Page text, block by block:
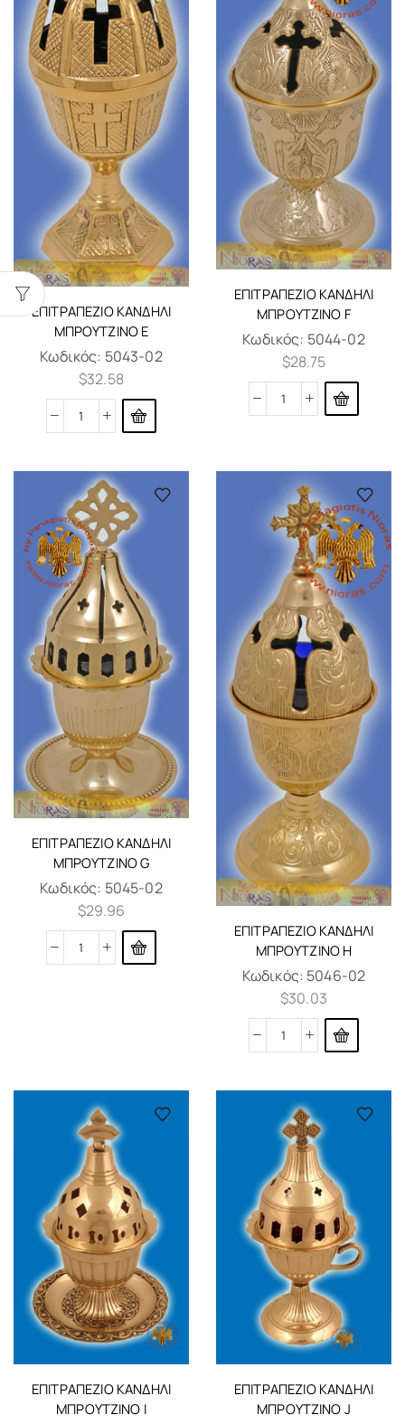
ΕΠΙΤΡΑΠΈΖΙΟ ΚΑΝΔΉΛΙ
ΜΠΡΟΎΤΖΙΝΟ E
Κωδικός: 5043-02
$32.58
ΕΠΙΤΡΑΠΈΖΙΟ ΚΑΝΔΉΛΙ
ΜΠΡΟΎΤΖΙΝΟ F
Κωδικός: 5044-02
$28.75
ΕΠΙΤΡΑΠΈΖΙΟ ΚΑΝΔΉΛΙ
ΜΠΡΟΎΤΖΙΝΟ G
Κωδικός: 5045-02
$29.96
ΕΠΙΤΡΑΠΈΖΙΟ ΚΑΝΔΉΛΙ
ΜΠΡΟΎΤΖΙΝΟ H
Κωδικός: 5046-02
$30.03
ΕΠΙΤΡΑΠΈΖΙΟ ΚΑΝΔΉΛΙ
ΜΠΡΟΎΤΖΙΝΟ I
ΕΠΙΤΡΑΠΈΖΙΟ ΚΑΝΔΉΛΙ
ΜΠΡΟΎΤΖΙΝΟ J